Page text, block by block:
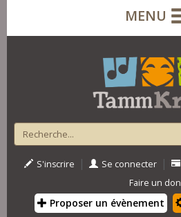
MENU
S'inscrire | Se connecter |
Faire un don
Proposer un évènement